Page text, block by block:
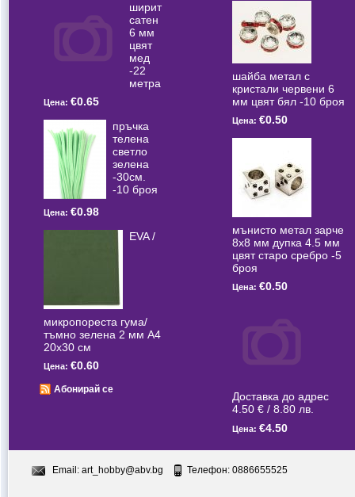
ширит
сатен
6 мм
цвят
мед
-22
метра
Цена: €0.65
пръчка
телена
светлo
зелена
-30см.
-10 броя
Цена: €0.98
EVA /
микропореста гума/
тъмно зелена 2 мм А4
20x30 см
Цена: €0.60
Абонирай се
шайба метал с
кристали червени 6
мм цвят бял -10 броя
Цена: €0.50
мънисто метал зарче
8x8 мм дупка 4.5 мм
цвят старо сребро -5
броя
Цена: €0.50
Доставка до адрес
4.50 € / 8.80 лв.
Цена: €4.50
Email: art_hobby@abv.bg Телефон: 0886655525